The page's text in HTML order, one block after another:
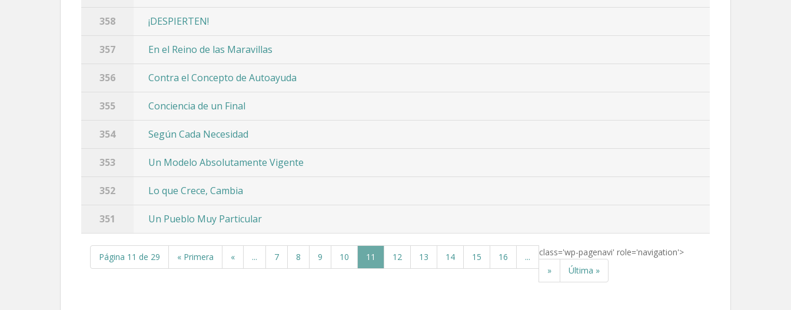
358 ¡DESPIERTEN!
357 En el Reino de las Maravillas
356 Contra el Concepto de Autoayuda
355 Conciencia de un Final
354 Según Cada Necesidad
353 Un Modelo Absolutamente Vigente
352 Lo que Crece, Cambia
351 Un Pueblo Muy Particular
class='wp-pagenavi' role='navigation'>
Página 11 de 29 « Primera « ... 7 8 9 10 11 12 13 14 15 16
...
»
Última »